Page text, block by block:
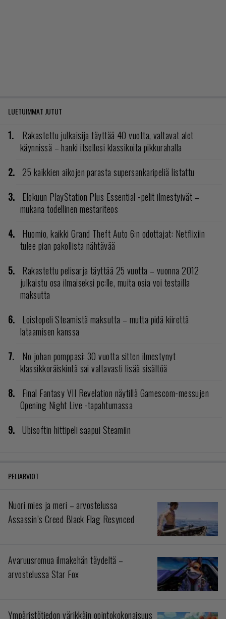
LUETUIMMAT JUTUT
Rakastettu julkaisija täyttää 40 vuotta, valtavat alet
käynnissä – hanki itsellesi klassikoita pikkurahalla
25 kaikkien aikojen parasta supersankaripeliä listattu
Elokuun PlayStation Plus Essential -pelit ilmestyivät –
mukana todellinen mestariteos
Huomio, kaikki Grand Theft Auto 6:n odottajat: Netflixiin
tulee pian pakollista nähtävää
Rakastettu pelisarja täyttää 25 vuotta – vuonna 2012
julkaistu osa ilmaiseksi pc:lle, muita osia voi testailla
maksutta
Loistopeli Steamistä maksutta – mutta pidä kiirettä
lataamisen kanssa
No johan pomppasi: 30 vuotta sitten ilmestynyt
klassikkoräiskintä sai valtavasti lisää sisältöä
Final Fantasy VII Revelation näytillä Gamescom-messujen
Opening Night Live -tapahtumassa
Ubisoftin hittipeli saapui Steamiin
PELIARVIOT
Nuori mies ja meri – arvostelussa
Assassin’s Creed Black Flag Resynced
Avaruusromua ilmakehän täydeltä –
arvostelussa Star Fox
Ympäristötiedon värikkäin opintokokonaisuus